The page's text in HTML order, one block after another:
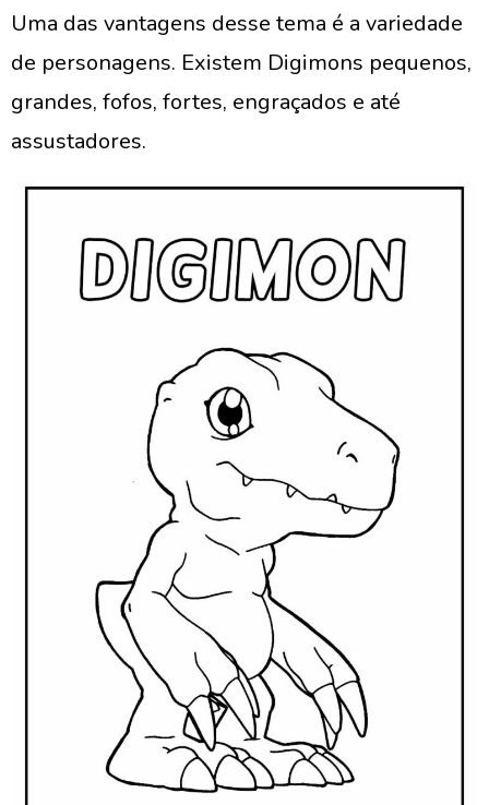
Uma das vantagens desse tema é a variedade
de personagens. Existem Digimons pequenos,
grandes, fofos, fortes, engraçados e até
assustadores.